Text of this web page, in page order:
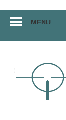
Перейти
материалам
MENU